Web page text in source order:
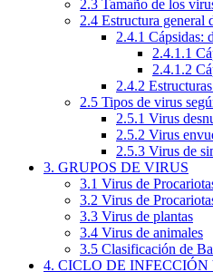
2.3 Tamaño de los
2.4 Estructura general
2.4.1 Cápsidas:
2.4.1.1
2.4.1.2
2.4.2
2.5 Tipos de virus
2.5.1 Virus
2.5.2 Virus
2.5.3 Virus de
3. GRUPOS DE VIRUS
3.1 Virus de
3.2 Virus de
3.3 Virus de plantas
3.4 Virus de animales
3.5 Clasificación de
4. CICLO DE INFECCIÓN